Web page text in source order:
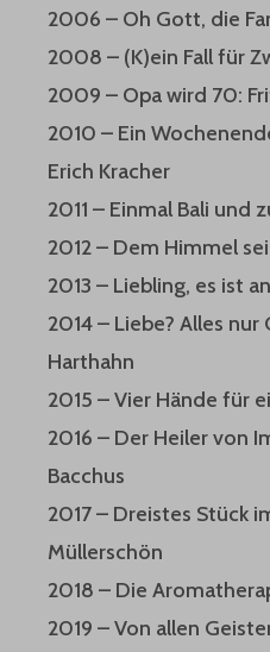
2006 – Oh Gott, die
2008 – (K)ein Fall für
2009 – Opa wird 70:
2010 – Ein
Erich Kracher
2011 – Einmal Bali und
2012 – Dem Himmel
2013 – Liebling, es ist
2014 – Liebe? Alles nur
Harthahn
2015 – Vier Hände für
2016 – Der Heiler von
Bacchus
2017 – Dreistes Stück
Müllerschön
2018 – Die
2019 – Von allen